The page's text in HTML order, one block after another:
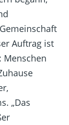
Auftrag ist
Menschen
„Das